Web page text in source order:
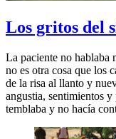
Los gritos del
La paciente no hablaba
no es otra cosa que los
de la risa al llanto y
angustia, sentimientos y
temblaba y no hacía